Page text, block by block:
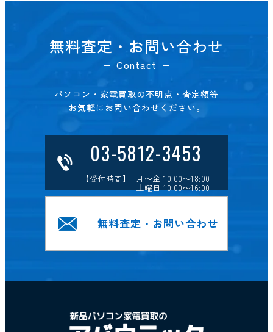
無料査定・お問い合わせ
Contact
パソコン・家電買取の不明点・査定額等
お気軽にお問い合わせください。
03-5812-3453
【受付時間】 月～金 10:00～18:00
土曜日 10:00～16:00
無料査定・お問い合わせ